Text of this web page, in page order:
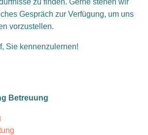
Gespräch zur Verfügung, um uns
vorzustellen.
Sie kennenzulernen!
Betreuung